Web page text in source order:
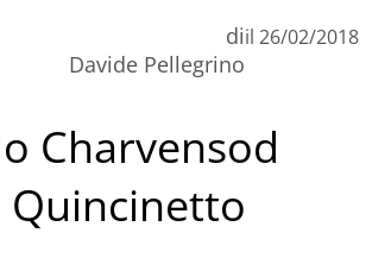
di
Davide Pellegrino
il 26/02/2018
Charvensod
Quincinetto